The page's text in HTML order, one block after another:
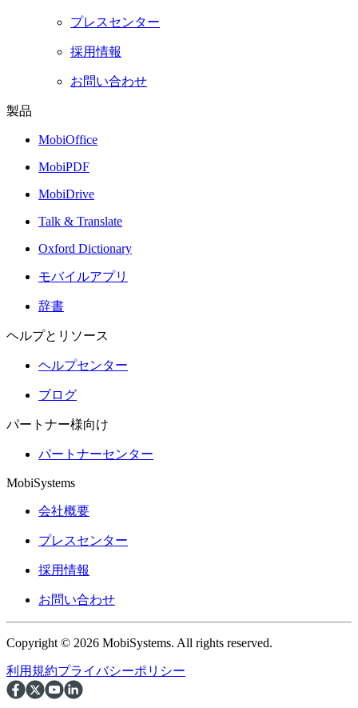
プレスセンター
採用情報
お問い合わせ
製品
MobiOffice
MobiPDF
MobiDrive
Talk & Translate
Oxford Dictionary
モバイルアプリ
辞書
ヘルプとリソース
ヘルプセンター
ブログ
パートナー様向け
パートナーセンター
MobiSystems
会社概要
プレスセンター
採用情報
お問い合わせ
Copyright © 2026 MobiSystems. All rights reserved.
利用規約プライバシーポリシー